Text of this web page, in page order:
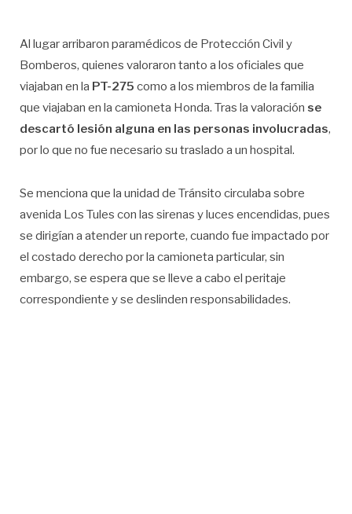
Al lugar arribaron paramédicos de Protección Civil y
Bomberos, quienes valoraron tanto a los oficiales que
viajaban en la PT-275 como a los miembros de la familia
que viajaban en la camioneta Honda. Tras la valoración se
descartó lesión alguna en las personas involucradas,
por lo que no fue necesario su traslado a un hospital.
Se menciona que la unidad de Tránsito circulaba sobre
avenida Los Tules con las sirenas y luces encendidas, pues
se dirigían a atender un reporte, cuando fue impactado por
el costado derecho por la camioneta particular, sin
embargo, se espera que se lleve a cabo el peritaje
correspondiente y se deslinden responsabilidades.